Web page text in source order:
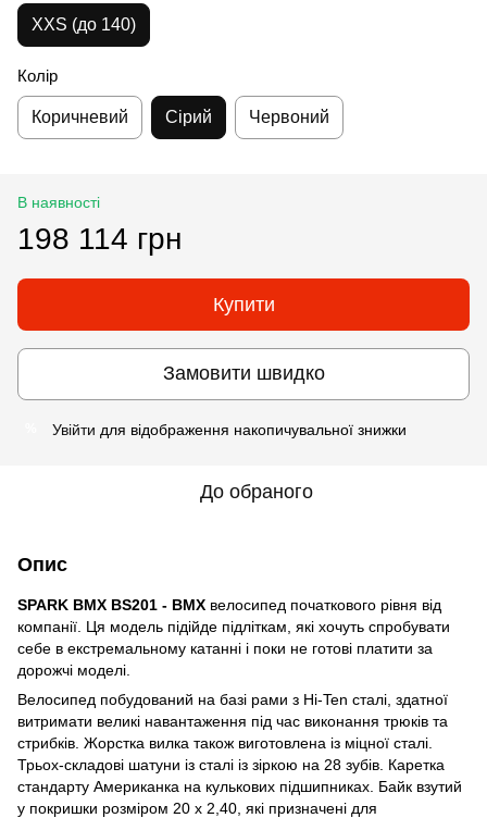
XXS (до 140)
Колір
Коричневий Сірий Червоний
В наявності
198 114 грн
Купити
Замовити швидко
Увійти для відображення накопичувальної знижки
До обраного
Опис
SPARK BMX BS201 - BMX велосипед початкового рівня від
компанії. Ця модель підійде підліткам, які хочуть спробувати
себе в екстремальному катанні і поки не готові платити за
дорожчі моделі.
Велосипед побудований на базі рами з Hi-Ten сталі, здатної
витримати великі навантаження під час виконання трюків та
стрибків. Жорстка вилка також виготовлена із міцної сталі.
Трьох-складові шатуни із сталі із зіркою на 28 зубів. Каретка
стандарту Американка на кулькових підшипниках. Байк взутий
у покришки розміром 20 х 2,40, які призначені для